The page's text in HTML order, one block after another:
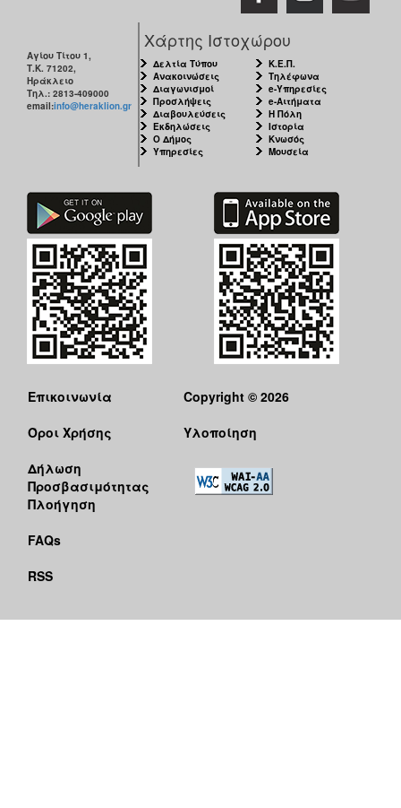
Αγίου Τίτου 1,
Τ.Κ. 71202,
Ηράκλειο
Τηλ.: 2813-409000
email:info@heraklion.gr
Χάρτης Ιστοχώρου
Δελτία Τύπου
Ανακοινώσεις
Διαγωνισμοί
Προσλήψεις
Διαβουλεύσεις
Εκδηλώσεις
Ο Δήμος
Υπηρεσίες
Κ.Ε.Π.
Τηλέφωνα
e-Υπηρεσίες
e-Αιτήματα
Η Πόλη
Ιστορία
Κνωσός
Μουσεία
Επικοινωνία
Όροι Χρήσης
Δήλωση
Προσβασιμότητας
Πλοήγηση
FAQs
RSS
Copyright © 2026
Υλοποίηση